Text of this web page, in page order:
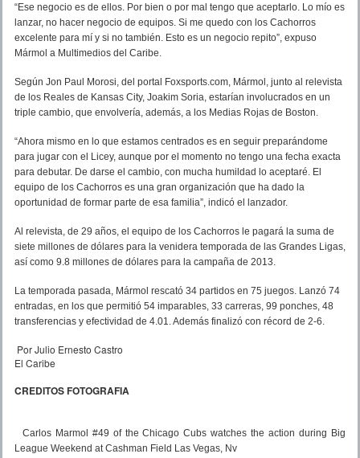
“Ese negocio es de ellos. Por bien o por mal tengo que aceptarlo. Lo mío es
lanzar, no hacer negocio de equipos. Si me quedo con los Cachorros
excelente para mí y si no también. Esto es un negocio repito”, expuso
Mármol a Multimedios del Caribe.
Según Jon Paul Morosi, del portal Foxsports.com, Mármol, junto al relevista
de los Reales de Kansas City, Joakim Soria, estarían involucrados en un
triple cambio, que envolvería, además, a los Medias Rojas de Boston.
“Ahora mismo en lo que estamos centrados es en seguir preparándome
para jugar con el Licey, aunque por el momento no tengo una fecha exacta
para debutar. De darse el cambio, con mucha humildad lo aceptaré. El
equipo de los Cachorros es una gran organización que ha dado la
oportunidad de formar parte de esa familia”, indicó el lanzador.
Al relevista, de 29 años, el equipo de los Cachorros le pagará la suma de
siete millones de dólares para la venidera temporada de las Grandes Ligas,
así como 9.8 millones de dólares para la campaña de 2013.
La temporada pasada, Mármol rescató 34 partidos en 75 juegos. Lanzó 74
entradas, en los que permitió 54 imparables, 33 carreras, 99 ponches, 48
transferencias y efectividad de 4.01. Además finalizó con récord de 2-6.
Por Julio Ernesto Castro
El Caribe
CREDITOS FOTOGRAFIA
Carlos Marmol #49 of the Chicago Cubs watches the action during Big
League Weekend at Cashman Field Las Vegas, Nv